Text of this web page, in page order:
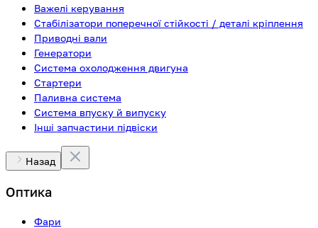
Важелі керування
Стабілізатори поперечної стійкості / деталі кріплення
Приводні вали
Генератори
Система охолодження двигуна
Стартери
Паливна система
Система впуску й випуску
Інші запчастини підвіски
Назад
Оптика
Фари